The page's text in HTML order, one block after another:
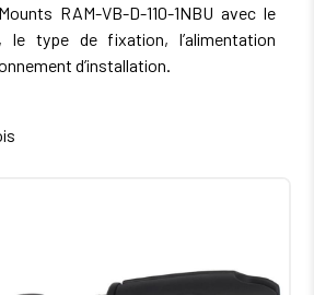
RAM-VB-D-110-1NBU avec le
le type de fixation, l’alimentation
d’installation.